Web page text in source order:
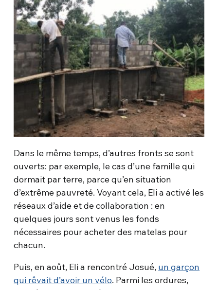
Dans le même temps, d’autres fronts se sont
ouverts: par exemple, le cas d’une famille qui
dormait par terre, parce qu’en situation
d’extrême pauvreté. Voyant cela, Eli a activé les
réseaux d’aide et de collaboration : en
quelques jours sont venus les fonds
nécessaires pour acheter des matelas pour
chacun.
Puis, en août, Eli a rencontré Josué, un garçon
qui rêvait d’avoir un vélo. Parmi les ordures,